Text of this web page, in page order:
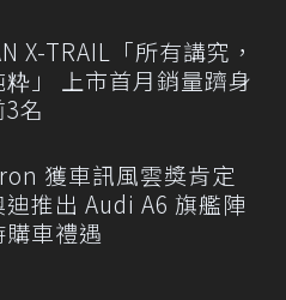
X-TRAIL「所有講究，
粋」 上市首月銷量躋身
名
獲車訊風雲獎肯定
迪推出 Audi A6 旗艦陣
車禮遇